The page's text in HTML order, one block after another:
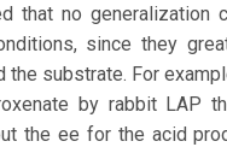
that no generalization
since they
the substrate. For
by rabbit LAP
the ee for the acid